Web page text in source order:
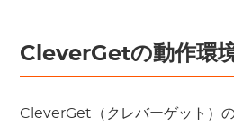
CleverGetの動作環
CleverGet（クレバーゲット）